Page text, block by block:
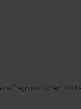
de Programação Sesc São